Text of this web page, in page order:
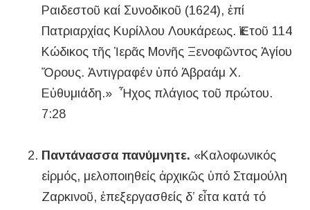
Ραιδεστοῦ καί Συνοδικοῦ (1624), ἐπί
Πατριαρχίας Κυρίλλου Λουκάρεως. Ἐκ τοῦ 114
Κώδικος τῆς Ἱερᾶς Μονῆς Ξενοφῶντος Ἁγίου
Ὄρους. Ἀντιγραφέν ὑπό Ἀβραάμ Χ.
Εὐθυμιάδη.» Ἦχος πλάγιος τοῦ πρώτου.
7:28
Παντάνασσα πανύμνητε. «Καλοφωνικός
εἱρμός, μελοποιηθείς ἀρχικῶς ὑπό Σταμούλη
Ζαρκινοῦ, ἐπεξεργασθείς δ’ εἶτα κατά τό